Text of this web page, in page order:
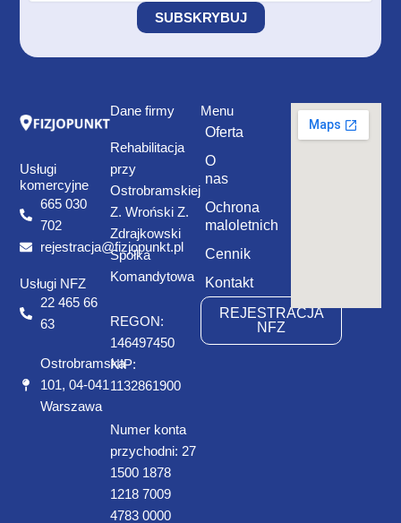
Usługi
komercyjne
665 030
702
rejestracja@fizjopunkt.pl
Usługi NFZ
22 465 66
63
Ostrobramska
101, 04-041
Warszawa
Dane firmy
Rehabilitacja
przy
Ostrobramskiej
Z. Wroński Z.
Zdrajkowski
Spółka
Komandytowa
REGON:
146497450
NIP:
1132861900
Numer konta
przychodni: 27
1500 1878
1218 7009
4783 0000
Menu
Oferta
O
nas
Ochrona
maloletnich
Cennik
Kontakt
REJESTRACJA
NFZ